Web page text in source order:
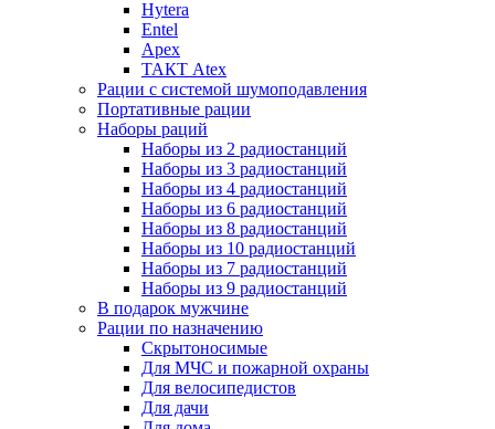
Hytera
Entel
Apex
ТАКТ Atex
Рации с системой шумоподавления
Портативные рации
Наборы раций
Наборы из 2 радиостанций
Наборы из 3 радиостанций
Наборы из 4 радиостанций
Наборы из 6 радиостанций
Наборы из 8 радиостанций
Наборы из 10 радиостанций
Наборы из 7 радиостанций
Наборы из 9 радиостанций
В подарок мужчине
Рации по назначению
Скрытоносимые
Для МЧС и пожарной охраны
Для велосипедистов
Для дачи